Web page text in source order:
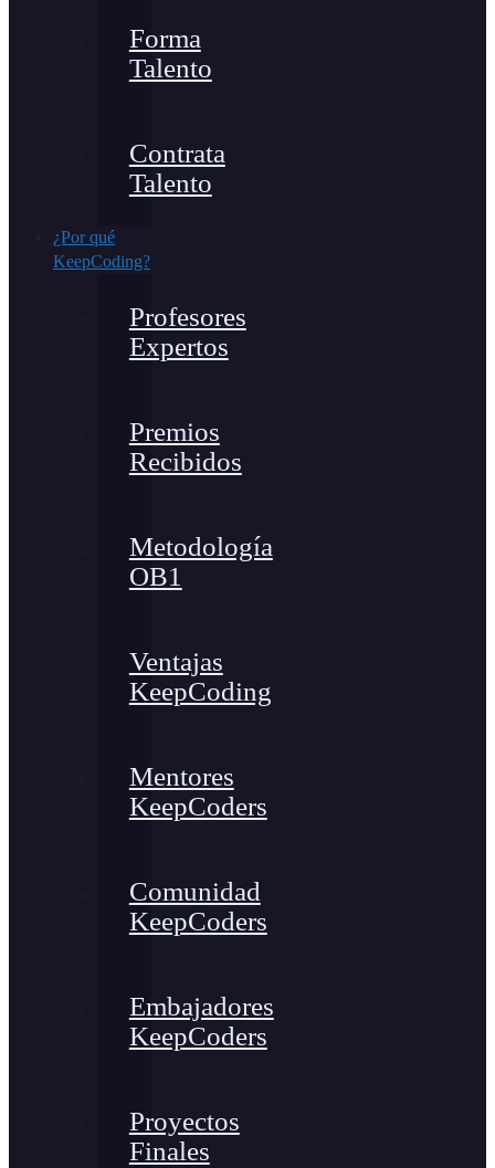
Forma
Talento
Contrata
Talento
¿Por qué
KeepCoding?
Profesores
Expertos
Premios
Recibidos
Metodología
OB1
Ventajas
KeepCoding
Mentores
KeepCoders
Comunidad
KeepCoders
Embajadores
KeepCoders
Proyectos
Finales